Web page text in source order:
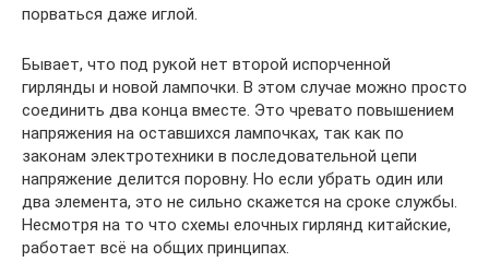
порваться даже иглой.
Бывает, что под рукой нет второй испорченной
гирлянды и новой лампочки. В этом случае можно просто
соединить два конца вместе. Это чревато повышением
напряжения на оставшихся лампочках, так как по
законам электротехники в последовательной цепи
напряжение делится поровну. Но если убрать один или
два элемента, это не сильно скажется на сроке службы.
Несмотря на то что схемы елочных гирлянд китайские,
работает всё на общих принципах.